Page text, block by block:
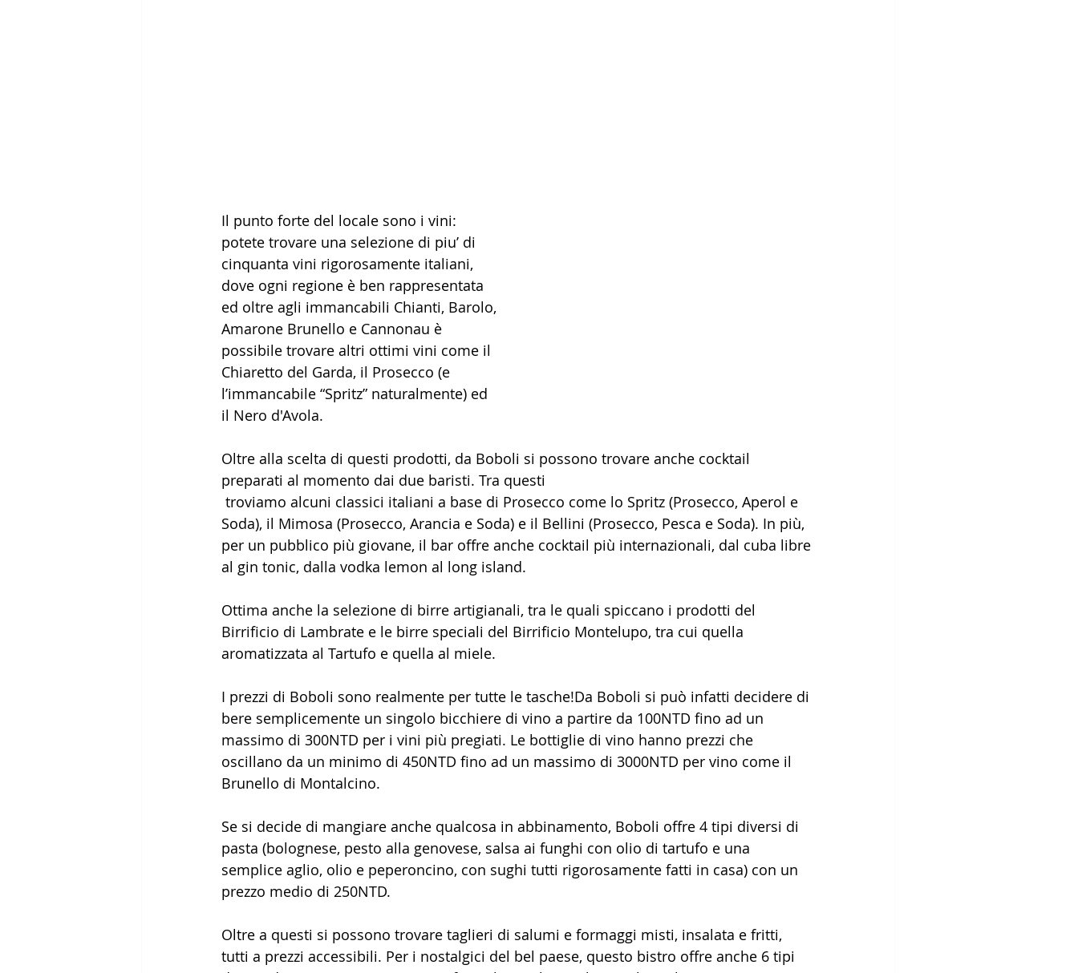
Il punto forte del locale sono i vini:
potete trovare una selezione di piu’ di
cinquanta vini rigorosamente italiani,
dove ogni regione è ben rappresentata
ed oltre agli immancabili Chianti, Barolo,
Amarone Brunello e Cannonau è
possibile trovare altri ottimi vini come il
Chiaretto del Garda, il Prosecco (e
l’immancabile “Spritz” naturalmente) ed
il Nero d'Avola.
Oltre alla scelta di questi prodotti, da Boboli si possono trovare anche cocktail
preparati al momento dai due baristi. Tra questi
Soda), il Mimosa (Prosecco, Arancia e Soda) e il Bellini (Prosecco, Pesca e Soda). In più,
per un pubblico più giovane, il bar offre anche cocktail più internazionali, dal cuba libre
al gin tonic, dalla vodka lemon al long island.
Ottima anche la selezione di birre artigianali, tra le quali spiccano i prodotti del
Birrificio di Lambrate e le birre speciali del Birrificio Montelupo, tra cui quella
aromatizzata al Tartufo e quella al miele.
I prezzi di Boboli sono realmente per tutte le tasche!Da Boboli si può infatti decidere di
bere semplicemente un singolo bicchiere di vino a partire da 100NTD fino ad un
massimo di 300NTD per i vini più pregiati. Le bottiglie di vino hanno prezzi che
oscillano da un minimo di 450NTD fino ad un massimo di 3000NTD per vino come il
Brunello di Montalcino.
Se si decide di mangiare anche qualcosa in abbinamento, Boboli offre 4 tipi diversi di
pasta (bolognese, pesto alla genovese, salsa ai funghi con olio di tartufo e una
semplice aglio, olio e peperoncino, con sughi tutti rigorosamente fatti in casa) con un
prezzo medio di 250NTD.
Oltre a questi si possono trovare taglieri di salumi e formaggi misti, insalata e fritti,
tutti a prezzi accessibili. Per i nostalgici del bel paese, questo bistro offre anche 6 tipi